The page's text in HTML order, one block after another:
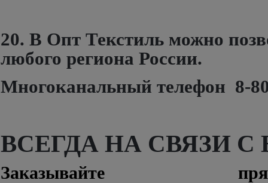
20. В Опт Текстиль можно
любого региона России.
Многоканальный телефон 8-
ВСЕГДА НА СВЯЗИ С
Заказывайте